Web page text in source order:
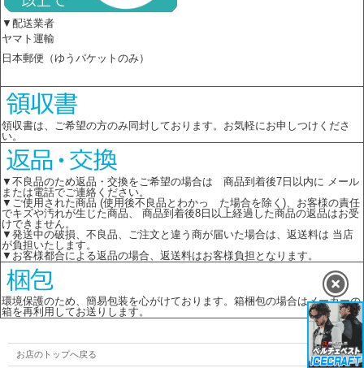
▼配送業者
ヤマト運輸
日本郵便（ゆうパケットのみ）
領収書は、ご希望の方のみ同封しております。お気軽にお申しつけくださ
い。
▼不良品のため返品・交換をご希望の場合は 商品到着後7日以内に メール
または電話でご連絡ください。
▼ご使用された商品 (使用後不良品とわかっ た場合を除く)、お客様の責任
でキズや汚れが生じた商品、 商品到着後8日以上経過した商品の返品はお受
けできません。
▼発送中の破損、不良品、ご注文と違う商が届いた場合は、返送料は 当店
が負担いたします。
▼お客様都合による返品の場合、返送料はお客様負担となります。
環境保護のため、簡易包装を心がけております。箱梱包の場合はメーカーの
箱を再利用してお送りします。
お店のトップへ戻る